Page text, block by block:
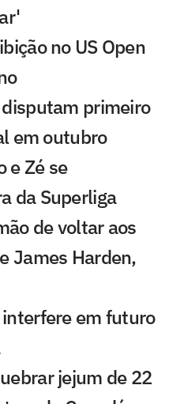
no US Open
disputam primeiro
em outubro
e Zé se
da Superliga
de voltar aos
James Harden,
em futuro
jejum de 22